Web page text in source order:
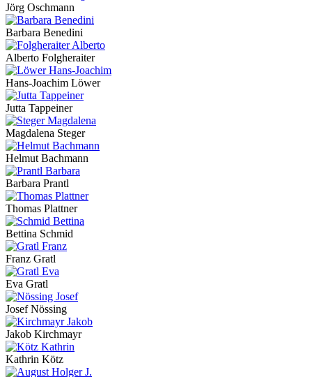
Jörg Oschmann
Barbara Benedini
Alberto Folgheraiter
Hans-Joachim Löwer
Jutta Tappeiner
Magdalena Steger
Helmut Bachmann
Barbara Prantl
Thomas Plattner
Bettina Schmid
Franz Gratl
Eva Gratl
Josef Nössing
Jakob Kirchmayr
Kathrin Kötz